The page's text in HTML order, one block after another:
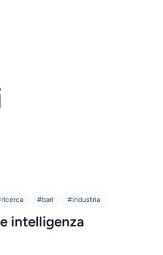
#bari #industria
intelligenza